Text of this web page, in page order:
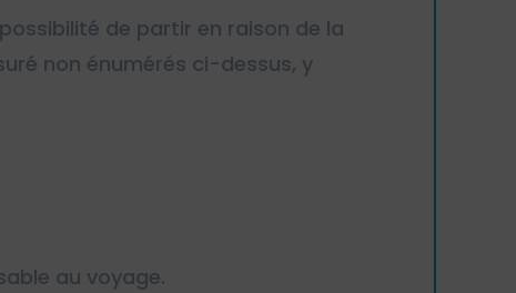
de partir en raison de la
non énumérés ci-dessus, y
au voyage.